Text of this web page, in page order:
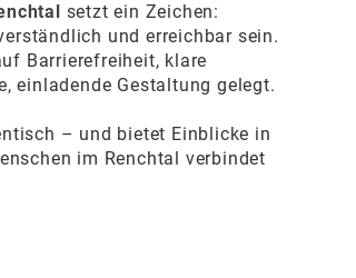
setzt ein Zeichen:
und erreichbar sein.
Barrierefreiheit, klare
einladende Gestaltung gelegt.
– und bietet Einblicke in
im Renchtal verbindet